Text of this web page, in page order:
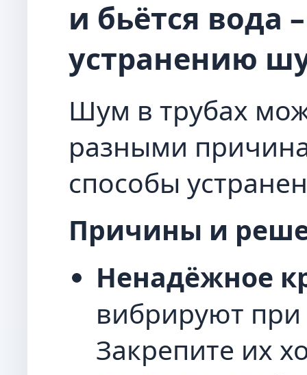
и бьётся вода
устранению
Шум в трубах
разными
способы
Причины и
Ненадёжное
вибрируют
Закрепите их